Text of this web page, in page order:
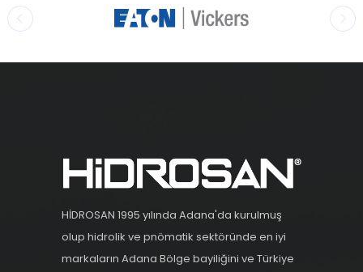
HİDROSAN 1995 yılında Adana'da kurulmuş
olup hidrolik ve pnömatik sektöründe en iyi
markaların Adana Bölge bayiliğini ve Türkiye